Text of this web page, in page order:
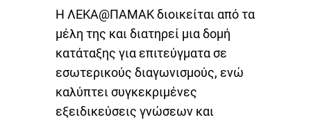
Η ΛΕΚΑ@ΠΑΜΑΚ διοικείται από τα
μέλη της και διατηρεί μια δομή
κατάταξης για επιτεύγματα σε
εσωτερικούς διαγωνισμούς, ενώ
καλύπτει συγκεκριμένες
εξειδικεύσεις γνώσεων και